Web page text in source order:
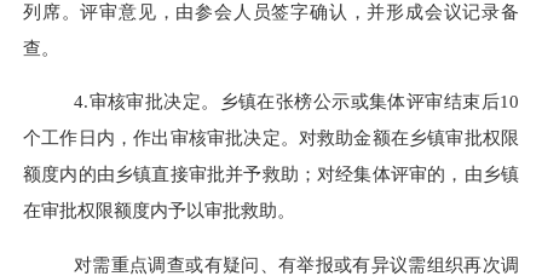
列席。评审意见，由参会人员签字确认，并形成会议记录备
查。
4.审核审批决定。乡镇在张榜公示或集体评审结束后10
个工作日内，作出审核审批决定。对救助金额在乡镇审批权限
额度内的由乡镇直接审批并予救助；对经集体评审的，由乡镇
在审批权限额度内予以审批救助。
对需重点调查或有疑问、有举报或有异议需组织再次调